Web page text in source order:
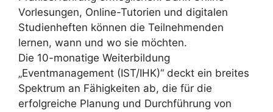
Vorlesungen, Online-Tutorien und digitalen
Studienheften können die Teilnehmenden
lernen, wann und wo sie möchten.
Die 10-monatige Weiterbildung
„Eventmanagement (IST/IHK)“ deckt ein breites
Spektrum an Fähigkeiten ab, die für die
erfolgreiche Planung und Durchführung von